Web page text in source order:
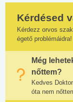
Kérdésed
Kérdezz orvos
égető problémáidra!
Még
nőttem?
Kedves
óta nem